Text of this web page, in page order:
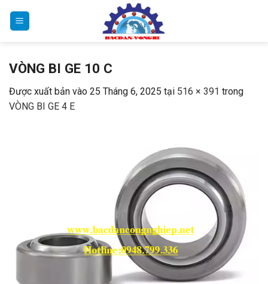
VÒNG BI GE 10 C
Được xuất bản vào 25 Tháng 6, 2025 tại 516 × 391 trong
VÒNG BI GE 4 E